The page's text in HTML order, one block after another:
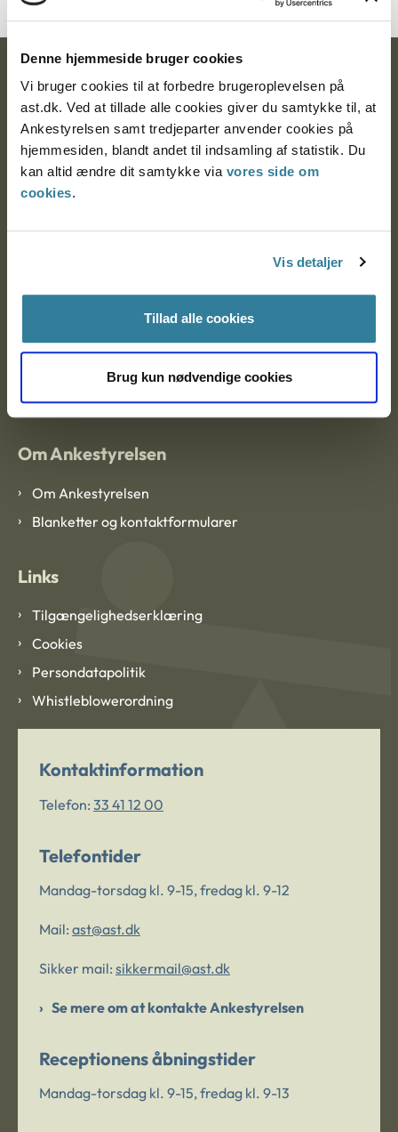
Denne hjemmeside bruger cookies
Vi bruger cookies til at forbedre brugeroplevelsen på
ast.dk. Ved at tillade alle cookies giver du samtykke til, at
Ankestyrelsen samt tredjeparter anvender cookies på
hjemmesiden, blandt andet til indsamling af statistik. Du
kan altid ændre dit samtykke via vores side om
cookies.
Vis detaljer
Tillad alle cookies
Brug kun nødvendige cookies
Ankestyrelsen
Postadresse:
Nytorv 7, 2. sal
9000 Aalborg
Ankestyrelsen København
CVR: 1007 4002
Om Ankestyrelsen
Om Ankestyrelsen
Blanketter og kontaktformularer
Links
Tilgængelighedserklæring
Cookies
Persondatapolitik
Whistleblowerordning
Kontaktinformation
Telefon: 33 41 12 00
Telefontider
Mandag-torsdag kl. 9-15, fredag kl. 9-12
Mail: ast@ast.dk
Sikker mail: sikkermail@ast.dk
Se mere om at kontakte Ankestyrelsen
Receptionens åbningstider
Mandag-torsdag kl. 9-15, fredag kl. 9-13